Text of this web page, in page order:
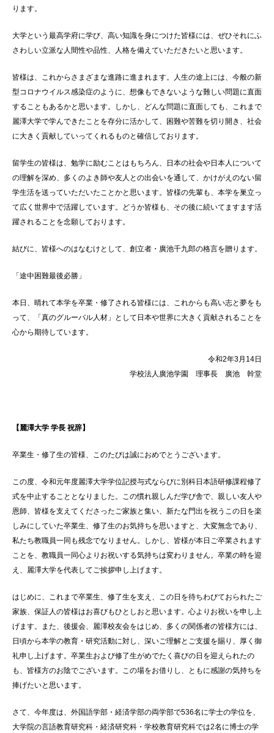
ります。
大学という最高学府に学び、高い知識を身につけた皆様には、ぜひそれにふ
さわしい立派な人間性や品性、人格を備えていただきたいと思います。
皆様は、これからさまざまな進路に進まれます。人生の途上には、今般の新
型コロナウイルス感染症のように、想像もできないような難しい問題に直面
することもあるかと思います。しかし、どんな問題に直面しても、これまで
麗澤大学で学んできたことを存分に活かして、困難や苦難を切り開き、社会
に大きく貢献していってくれるものと確信しております。
留学生の皆様は、勉学に励むことはもちろん、日本の社会や日本人について
の理解を深め、多くのよき師や友人との出会いを通して、かけがえのない留
学生活を送っていただいたことかと思います。皆様の先輩も、本学を巣立っ
て広く世界中で活躍しています。どうか皆様も、その後に続いてますます活
躍されることを念願しております。
結びに、皆様へのはなむけとして、創立者・廣池千九郎の格言を贈ります。
「途中困難最後必勝」
本日、晴れて本学を卒業・修了される皆様には、これからも高い志と夢をも
って、「真のグルーバル人材」として日本や世界に大きく貢献されることを
心から期待しています。
令和2年3月14日
学校法人廣池学園 理事長 廣池 幹堂
【麗澤大学 学長 祝辞】
卒業生・修了生の皆様、このたびは誠におめでとうございます。
この度、令和元年度麗澤大学学位記授与式ならびに別科日本語研修課程修了
式を中止することとなりました。この慣れ親しんだ学び舎で、親しい友人や
恩師、皆様を支えてくださったご家族と集い、新たな門出を祝うこの日を楽
しみにしていた卒業生、修了生のお気持ちを思いますと、大変無念であり、
私たち教職員一同も残念でなりません。しかし、皆様が本日ご卒業されます
ことを、教職員一同心よりお祝いする気持ちは変わりません。卒業の時を迎
え、麗澤大学を代表してご挨拶申し上げます。
はじめに、これまで卒業生、修了生を支え、この日を待ちわびておられたご
家族、保証人の皆様はお喜びもひとしおと思います。心よりお祝いを申し上
げます。また、後援会、麗澤校友会をはじめ、多くの関係者の皆様方には、
日頃から本学の教育・研究活動に対し、深いご理解とご支援を賜り、厚く御
礼申し上げます。卒業生および修了生がめでたく喜びの日を迎えられたの
も、皆様方のお陰でございます。この場をお借りし、ともに感謝の気持ちを
捧げたいと思います。
さて、今年度は、外国語学部・経済学部の両学部で536名に学士の学位を、
大学院の言語教育研究科・経済研究科・学校教育研究科では2名に博士の学